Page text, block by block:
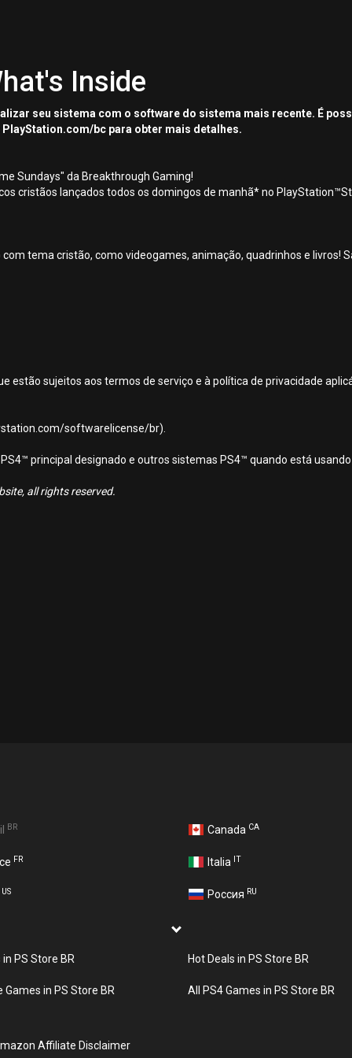
Inside
seu sistema com o software do sistema mais recente. É
bc para obter mais detalhes.
Sundays" da Breakthrough Gaming!
cristãos lançados todos os domingos de manhã* no
tema cristão, como videogames, animação, quadrinhos e livros!
estão sujeitos aos termos de serviço e à política de privacidade
softwarelicense/br).
principal designado e outros sistemas PS4™ quando está
all rights reserved.
BR Canada CA
FR Italia IT
US Россия RU
in PS Store BR Hot Deals in PS Store BR
Games in PS Store BR All PS4 Games in PS Store BR
Affiliate Disclaimer